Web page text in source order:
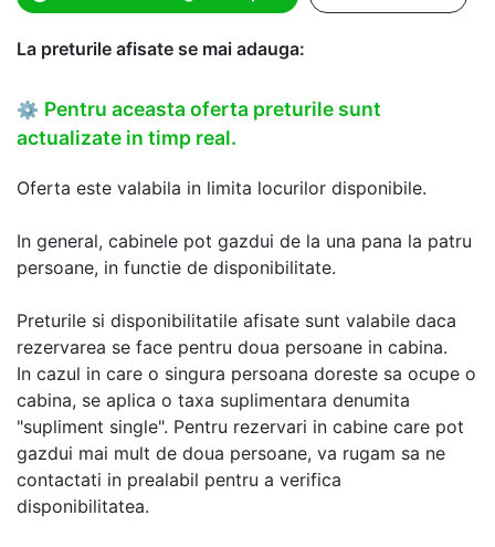
La preturile afisate se mai adauga:
⚙ Pentru aceasta oferta preturile sunt
actualizate in timp real.
Oferta este valabila in limita locurilor disponibile.
In general, cabinele pot gazdui de la una pana la patru
persoane, in functie de disponibilitate.
Preturile si disponibilitatile afisate sunt valabile daca
rezervarea se face pentru doua persoane in cabina.
In cazul in care o singura persoana doreste sa ocupe o
cabina, se aplica o taxa suplimentara denumita
"supliment single". Pentru rezervari in cabine care pot
gazdui mai mult de doua persoane, va rugam sa ne
contactati in prealabil pentru a verifica
disponibilitatea.